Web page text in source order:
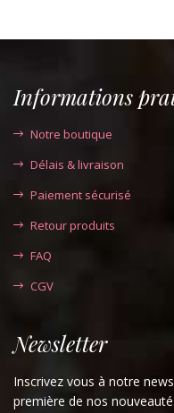
Informations
Notre boutique
Délais & livraison
Paiement sécurisé
Retour produits
FAQ
CGV
Newsletter
Inscrivez vous à notre
première de nos